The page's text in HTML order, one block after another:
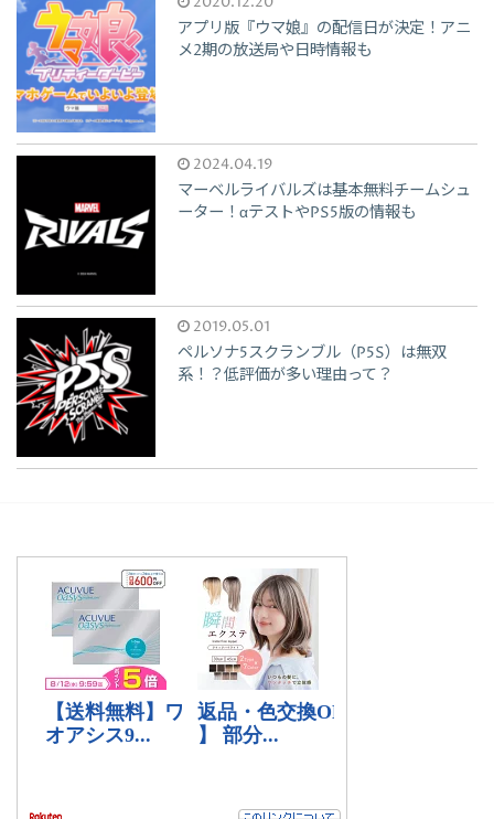
アプリ版『ウマ娘』の配信日が決定！アニ
メ2期の放送局や日時情報も
2024.04.19
マーベルライバルズは基本無料チームシュ
ーター！αテストやPS5版の情報も
2019.05.01
ペルソナ5スクランブル（P5S）は無双
系！？低評価が多い理由って？